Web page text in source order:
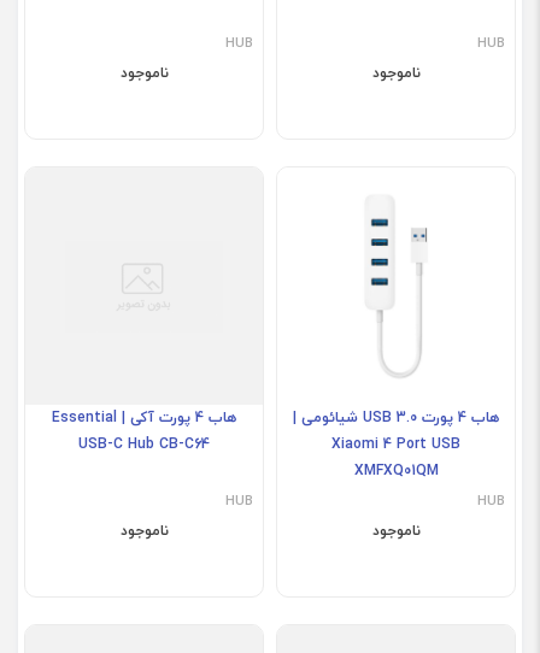
HUB
ناموجود
HUB
ناموجود
هاب 4 پورت USB 3.0 شیائومی |
Xiaomi 4 Port USB
XMFXQ01QM
HUB
ناموجود
هاب 4 پورت آکی | Essential
USB-C Hub CB-C64
HUB
ناموجود